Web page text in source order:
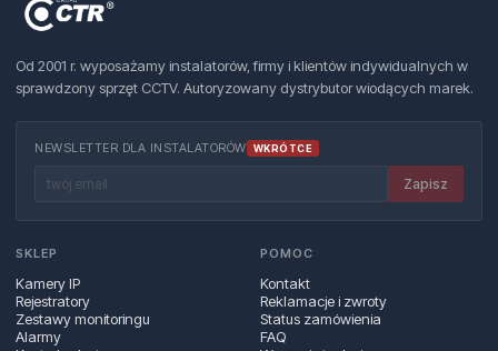
Od 2001 r. wyposażamy instalatorów, firmy i klientów indywidualnych w
sprawdzony sprzęt CCTV. Autoryzowany dystrybutor wiodących marek.
NEWSLETTER DLA INSTALATORÓW WKRÓTCE
Zapisz
SKLEP
Kamery IP
Rejestratory
Zestawy monitoringu
Alarmy
POMOC
Kontakt
Reklamacje i zwroty
Status zamówienia
FAQ